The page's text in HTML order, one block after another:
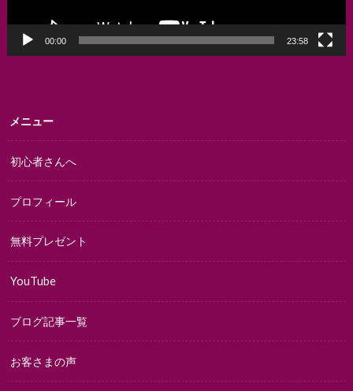
00:00 23:58
メニュー
初心者さんへ
プロフィール
無料プレゼント
YouTube
ブログ記事一覧
お客さまの声